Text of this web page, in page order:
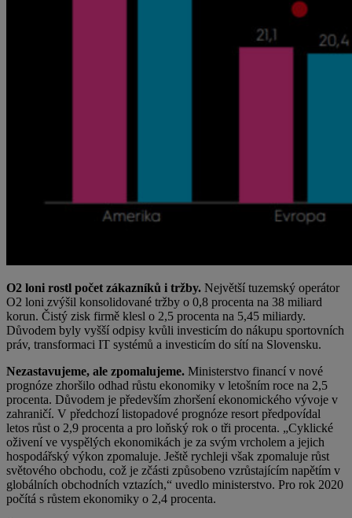
O2 loni rostl počet zákazníků i tržby. Největší tuzemský operátor
O2 loni zvýšil konsolidované tržby o 0,8 procenta na 38 miliard
korun. Čistý zisk firmě klesl o 2,5 procenta na 5,45 miliardy.
Důvodem byly vyšší odpisy kvůli investicím do nákupu sportovních
práv, transformaci IT systémů a investicím do sítí na Slovensku.
Nezastavujeme, ale zpomalujeme. Ministerstvo financí v nové
prognóze zhoršilo odhad růstu ekonomiky v letošním roce na 2,5
procenta. Důvodem je především zhoršení ekonomického vývoje v
zahraničí. V předchozí listopadové prognóze resort předpovídal
letos růst o 2,9 procenta a pro loňský rok o tři procenta. „Cyklické
oživení ve vyspělých ekonomikách je za svým vrcholem a jejich
hospodářský výkon zpomaluje. Ještě rychleji však zpomaluje růst
světového obchodu, což je zčásti způsobeno vzrůstajícím napětím v
globálních obchodních vztazích,“ uvedlo ministerstvo. Pro rok 2020
počítá s růstem ekonomiky o 2,4 procenta.